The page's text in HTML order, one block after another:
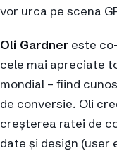
vor urca pe scena
Oli Gardner este
cele mai apreciate
mondial – fiind
de conversie. Oli
creşterea ratei de
date şi design (user